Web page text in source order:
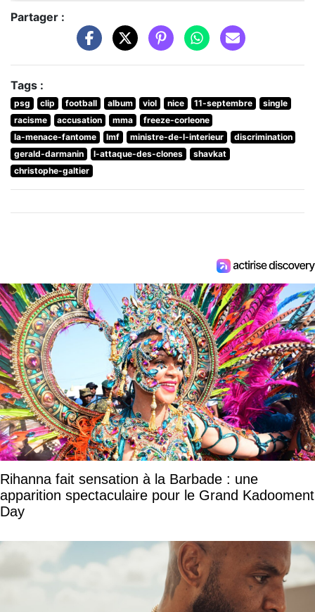
Partager :
Tags :
psg clip football album viol nice 11-septembre
single
racisme
accusation mma
freeze-corleone
la-menace-fantome
lmf ministre-de-l-interieur
discrimination
gerald-darmanin
l-attaque-des-clones
shavkat
christophe-galtier
Rihanna fait sensation à la Barbade : une
apparition spectaculaire pour le Grand Kadooment
Day